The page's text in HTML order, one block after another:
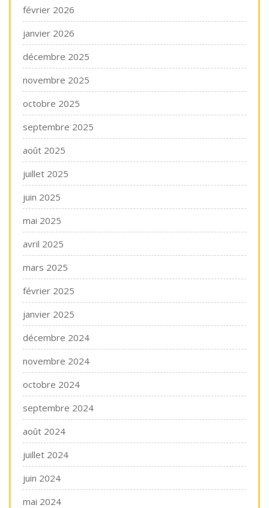
février 2026
janvier 2026
décembre 2025
novembre 2025
octobre 2025
septembre 2025
août 2025
juillet 2025
juin 2025
mai 2025
avril 2025
mars 2025
février 2025
janvier 2025
décembre 2024
novembre 2024
octobre 2024
septembre 2024
août 2024
juillet 2024
juin 2024
mai 2024